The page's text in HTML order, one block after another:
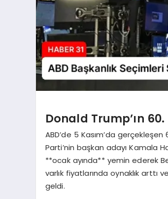
Donald Trump’ın
ABD’de 5 Kasım’da
Parti’nin başkan adayı Kamala
**ocak ayında** yemin ederek
varlık fiyatlarında oynaklık arttı
geldi.